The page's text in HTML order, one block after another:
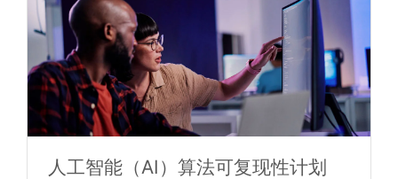
人工智能（AI）算法可复现性计划